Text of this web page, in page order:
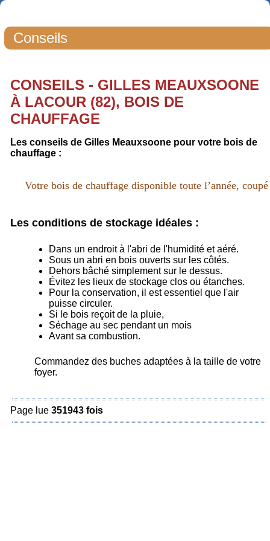
Conseils
CONSEILS - GILLES MEAUXSOONE
À LACOUR (82), BOIS DE
CHAUFFAGE
Les conseils de Gilles Meauxsoone pour votre bois de
chauffage :
Votre bois de chauffage disponible toute l’année,
Les conditions de stockage idéales :
Dans un endroit à l'abri de l'humidité et aéré.
Sous un abri en bois ouverts sur les côtés.
Dehors bâché simplement sur le dessus.
Évitez les lieux de stockage clos ou étanches.
Pour la conservation, il est essentiel que l'air
puisse circuler.
Si le bois reçoit de la pluie,
Séchage au sec pendant un mois
Avant sa combustion.
Commandez des buches adaptées à la taille de votre
foyer.
Page lue 351943 fois